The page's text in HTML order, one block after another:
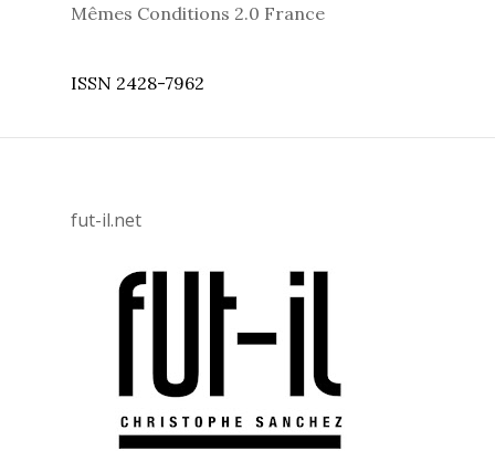
Mêmes Conditions 2.0 France
ISSN 2428-7962
fut-il.net